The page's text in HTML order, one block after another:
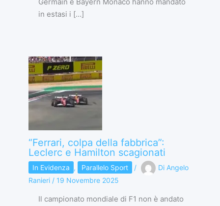
in estasi i […]
“Ferrari, colpa della fabbrica”:
Leclerc e Hamilton scagionati
In Evidenza , Parallelo Sport / Di Angelo
Ranieri / 19 Novembre 2025
Il campionato mondiale di F1 non è andato